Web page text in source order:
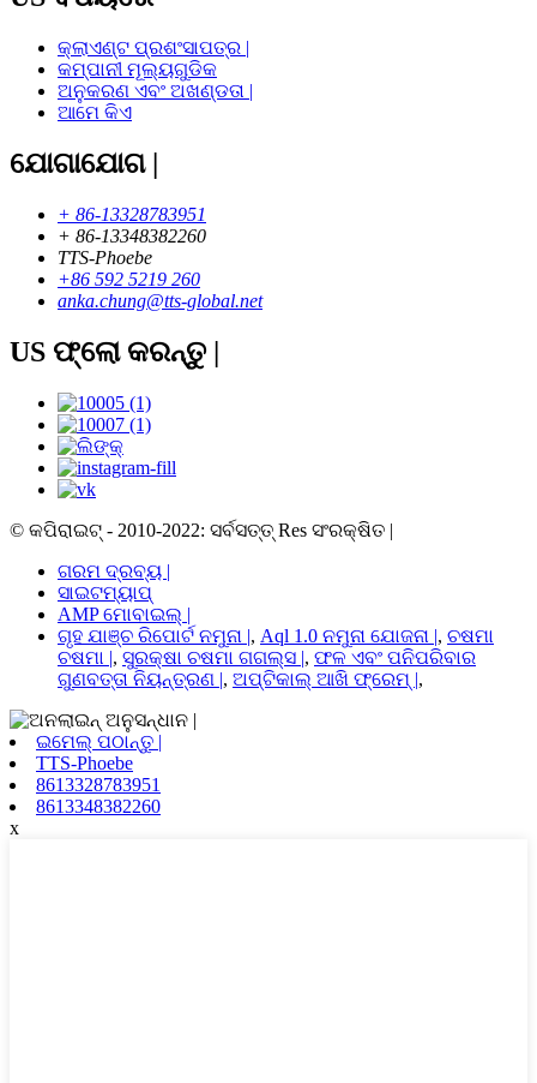
କ୍ଲାଏଣ୍ଟ ପ୍ରଶଂସାପତ୍ର |
କମ୍ପାନୀ ମୂଲ୍ୟଗୁଡିକ
ଅନୁକରଣ ଏବଂ ଅଖଣ୍ଡତା |
ଆମେ କିଏ
ଯୋଗାଯୋଗ |
+ 86-13328783951
+ 86-13348382260
TTS-Phoebe
+86 592 5219 260
anka.chung@tts-global.net
US ଫ୍ଲୋ କରନ୍ତୁ |
© କପିରାଇଟ୍ - 2010-2022: ସର୍ବସତ୍ତ୍ Res ସଂରକ୍ଷିତ |
ଗରମ ଦ୍ରବ୍ୟ |
ସାଇଟମ୍ୟାପ୍
AMP ମୋବାଇଲ୍ |
ଗୃହ ଯାଞ୍ଚ ରିପୋର୍ଟ ନମୁନା |, Aql 1.0 ନମୁନା ଯୋଜନା |, ଚଷମା
ଚଷମା |, ସୁରକ୍ଷା ଚଷମା ଗଗଲ୍ସ |, ଫଳ ଏବଂ ପନିପରିବାର
ଗୁଣବତ୍ତା ନିୟନ୍ତ୍ରଣ |, ଅପ୍ଟିକାଲ୍ ଆଖି ଫ୍ରେମ୍ |,
ଇମେଲ୍ ପଠାନ୍ତୁ |
TTS-Phoebe
8613328783951
8613348382260
x